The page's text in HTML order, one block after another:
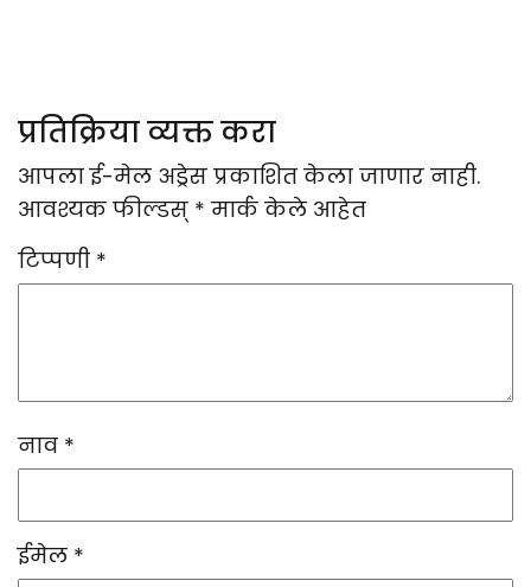
प्रतिक्रिया व्यक्त करा
आपला ई-मेल अड्रेस प्रकाशित केला जाणार नाही.
आवश्यक फील्डस् * मार्क केले आहेत
टिप्पणी *
नाव *
ईमेल *